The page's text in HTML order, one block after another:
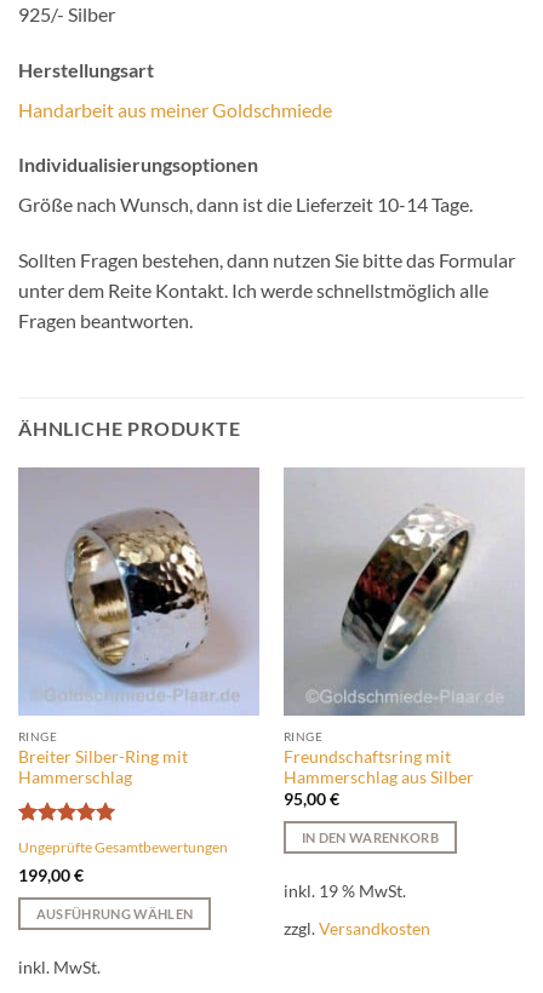
925/- Silber
Herstellungsart
Handarbeit aus meiner Goldschmiede
Individualisierungsoptionen
Größe nach Wunsch, dann ist die Lieferzeit 10-14 Tage.
Sollten Fragen bestehen, dann nutzen Sie bitte das Formular
unter dem Reite Kontakt. Ich werde schnellstmöglich alle
Fragen beantworten.
ÄHNLICHE PRODUKTE
RINGE
Breiter Silber-Ring mit
Hammerschlag
Bewertet
mit 5
5
Ungeprüfte Gesamtbewertungen
199,00€
AUSFÜHRUNG WÄHLEN
Produkt
inkl. MwSt.
RINGE
Freundschaftsring mit
Hammerschlag aus Silber
95,00€
IN DEN WARENKORB
inkl. 19 % MwSt.
zzgl.Versandkosten